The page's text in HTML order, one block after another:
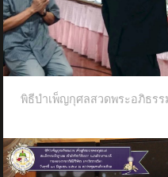
พิธีบำเพ็ญกุศลสวดพระอภิธร